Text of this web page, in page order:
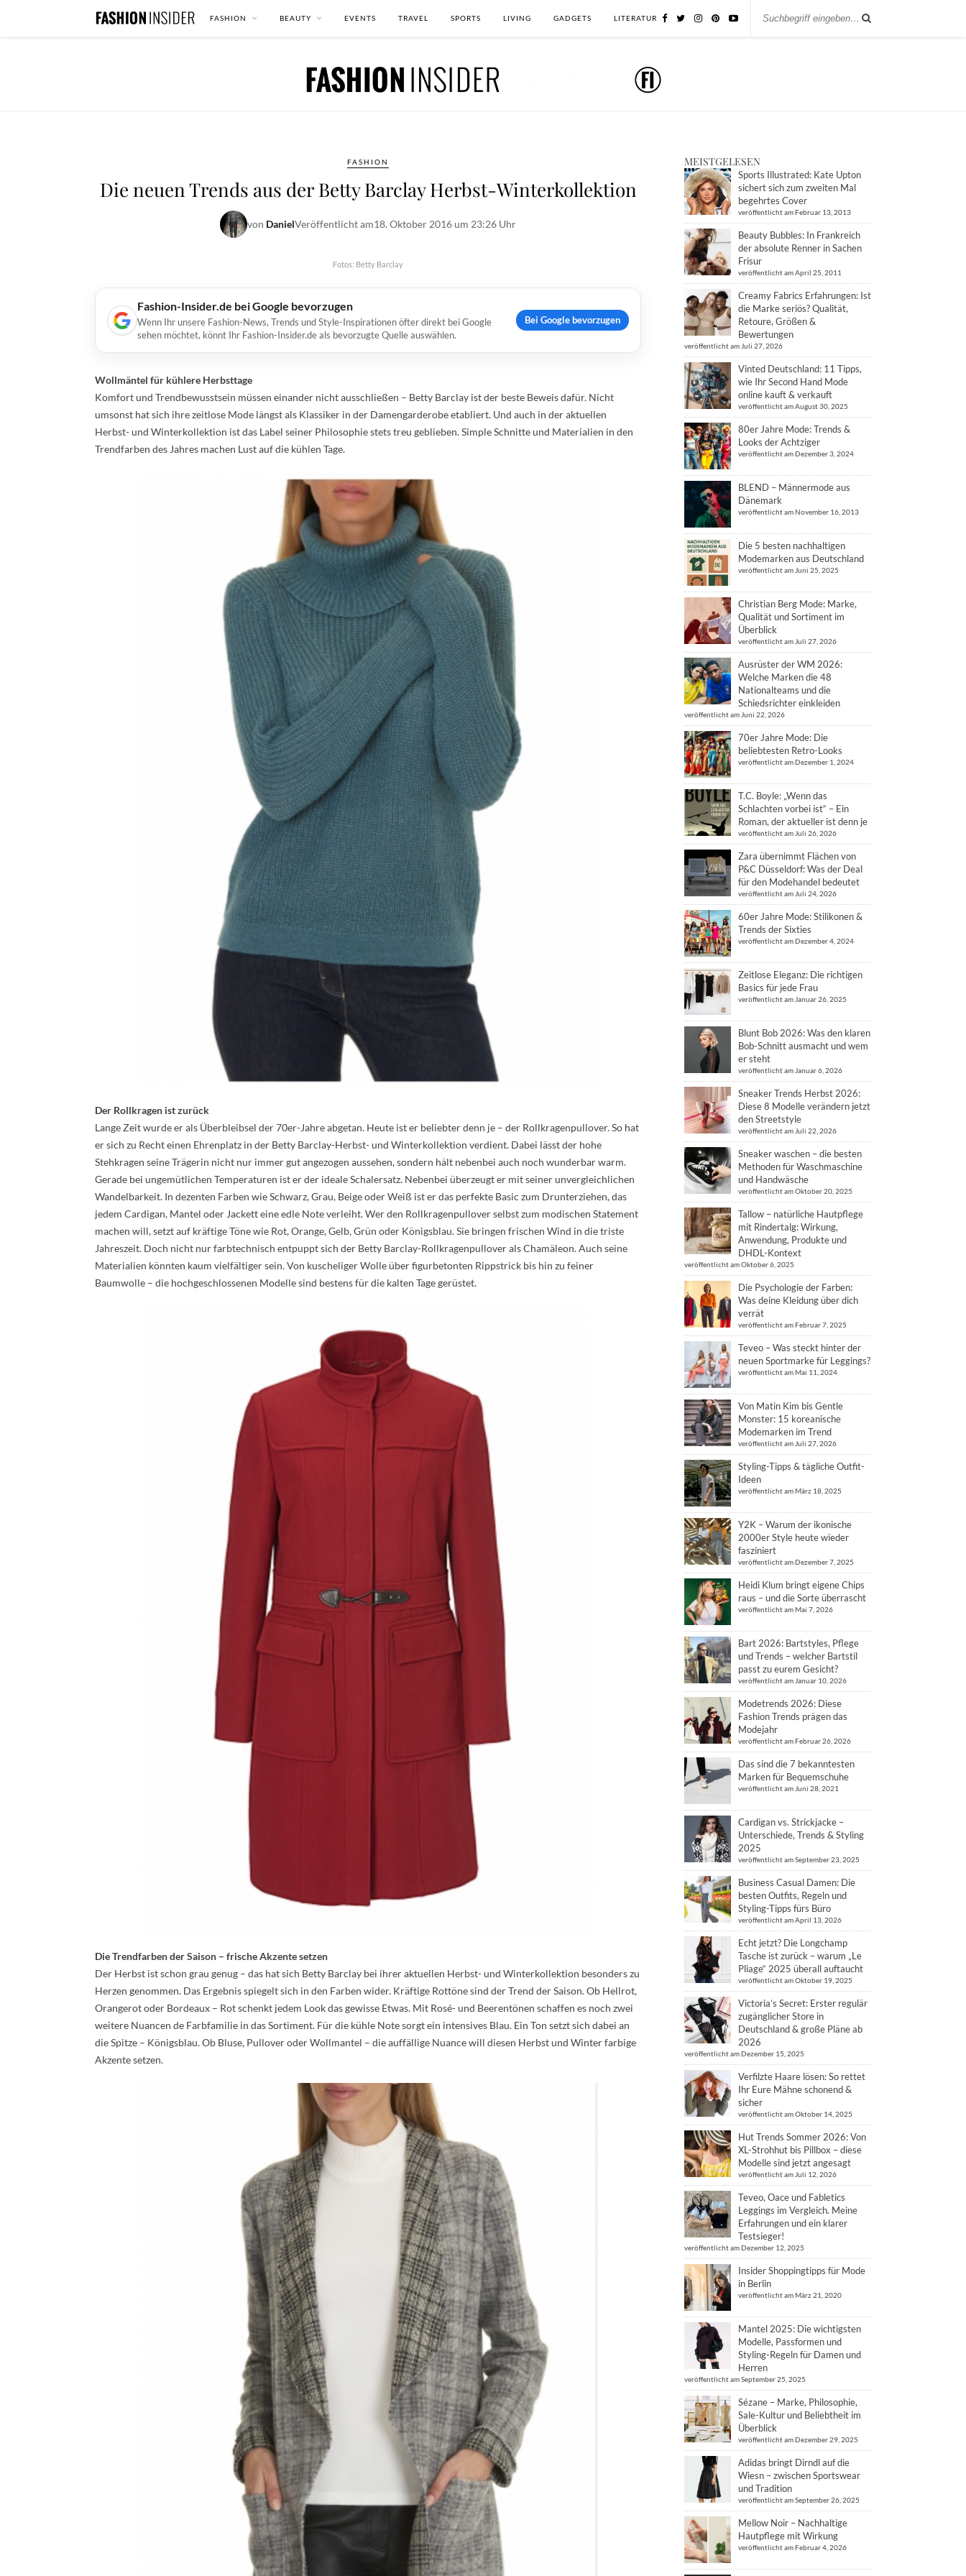
FASHION BEAUTY EVENTS TRAVEL SPORTS LIVING GADGETS LITERATUR
FASHION
Die neuen Trends aus der Betty Barclay Herbst-Winterkollektion
von DanielVeröffentlicht am18. Oktober 2016 um 23:26 Uhr
Fotos: Betty Barclay
Fashion-Insider.de bei Google bevorzugen
Wenn Ihr unsere Fashion-News, Trends und Style-Inspirationen öfter direkt bei Google
sehen möchtet, könnt Ihr Fashion-Insider.de als bevorzugte Quelle auswählen.
Bei Google bevorzugen
Wollmäntel für kühlere Herbsttage
Komfort und Trendbewusstsein müssen einander nicht ausschließen – Betty Barclay ist der beste Beweis dafür. Nicht
umsonst hat sich ihre zeitlose Mode längst als Klassiker in der Damengarderobe etabliert. Und auch in der aktuellen
Herbst- und Winterkollektion ist das Label seiner Philosophie stets treu geblieben. Simple Schnitte und Materialien in den
Trendfarben des Jahres machen Lust auf die kühlen Tage.
Der Rollkragen ist zurück
Lange Zeit wurde er als Überbleibsel der 70er-Jahre abgetan. Heute ist er beliebter denn je – der Rollkragenpullover. So hat
er sich zu Recht einen Ehrenplatz in der Betty Barclay-Herbst- und Winterkollektion verdient. Dabei lässt der hohe
Stehkragen seine Trägerin nicht nur immer gut angezogen aussehen, sondern hält nebenbei auch noch wunderbar warm.
Gerade bei ungemütlichen Temperaturen ist er der ideale Schalersatz. Nebenbei überzeugt er mit seiner unvergleichlichen
Wandelbarkeit. In dezenten Farben wie Schwarz, Grau, Beige oder Weiß ist er das perfekte Basic zum Drunterziehen, das
jedem Cardigan, Mantel oder Jackett eine edle Note verleiht. Wer den Rollkragenpullover selbst zum modischen Statement
machen will, setzt auf kräftige Töne wie Rot, Orange, Gelb, Grün oder Königsblau. Sie bringen frischen Wind in die triste
Jahreszeit. Doch nicht nur farbtechnisch entpuppt sich der Betty Barclay-Rollkragenpullover als Chamäleon. Auch seine
Materialien könnten kaum vielfältiger sein. Von kuscheliger Wolle über figurbetonten Rippstrick bis hin zu feiner
Baumwolle – die hochgeschlossenen Modelle sind bestens für die kalten Tage gerüstet.
Die Trendfarben der Saison – frische Akzente setzen
Der Herbst ist schon grau genug – das hat sich Betty Barclay bei ihrer aktuellen Herbst- und Winterkollektion besonders zu
Herzen genommen. Das Ergebnis spiegelt sich in den Farben wider. Kräftige Rottöne sind der Trend der Saison. Ob Hellrot,
Orangerot oder Bordeaux – Rot schenkt jedem Look das gewisse Etwas. Mit Rosé- und Beerentönen schaffen es noch zwei
weitere Nuancen de Farbfamilie in das Sortiment. Für die kühle Note sorgt ein intensives Blau. Ein Ton setzt sich dabei an
die Spitze – Königsblau. Ob Bluse, Pullover oder Wollmantel – die auffällige Nuance will diesen Herbst und Winter farbige
Akzente setzen.
MEISTGELESEN
Sports Illustrated: Kate Upton
sichert sich zum zweiten Mal
begehrtes Cover
veröffentlicht am Februar 13, 2013
Beauty Bubbles: In Frankreich
der absolute Renner in Sachen
Frisur
veröffentlicht am April 25, 2011
Creamy Fabrics Erfahrungen: Ist
die Marke seriös? Qualität,
Retoure, Größen &
Bewertungen
veröffentlicht am Juli 27, 2026
Vinted Deutschland: 11 Tipps,
wie Ihr Second Hand Mode
online kauft & verkauft
veröffentlicht am August 30, 2025
80er Jahre Mode: Trends &
Looks der Achtziger
veröffentlicht am Dezember 3, 2024
BLEND – Männermode aus
Dänemark
veröffentlicht am November 16, 2013
Die 5 besten nachhaltigen
Modemarken aus Deutschland
veröffentlicht am Juni 25, 2025
Christian Berg Mode: Marke,
Qualität und Sortiment im
Überblick
veröffentlicht am Juli 27, 2026
Ausrüster der WM 2026:
Welche Marken die 48
Nationalteams und die
Schiedsrichter einkleiden
veröffentlicht am Juni 22, 2026
70er Jahre Mode: Die
beliebtesten Retro-Looks
veröffentlicht am Dezember 1, 2024
T.C. Boyle: „Wenn das
Schlachten vorbei ist“ – Ein
Roman, der aktueller ist denn je
veröffentlicht am Juli 26, 2026
Zara übernimmt Flächen von
P&C Düsseldorf: Was der Deal
für den Modehandel bedeutet
veröffentlicht am Juli 24, 2026
60er Jahre Mode: Stilikonen &
Trends der Sixties
veröffentlicht am Dezember 4, 2024
Zeitlose Eleganz: Die richtigen
Basics für jede Frau
veröffentlicht am Januar 26, 2025
Blunt Bob 2026: Was den klaren
Bob-Schnitt ausmacht und wem
er steht
veröffentlicht am Januar 6, 2026
Sneaker Trends Herbst 2026:
Diese 8 Modelle verändern jetzt
den Streetstyle
veröffentlicht am Juli 22, 2026
Sneaker waschen – die besten
Methoden für Waschmaschine
und Handwäsche
veröffentlicht am Oktober 20, 2025
Tallow – natürliche Hautpflege
mit Rindertalg: Wirkung,
Anwendung, Produkte und
DHDL-Kontext
veröffentlicht am Oktober 6, 2025
Die Psychologie der Farben:
Was deine Kleidung über dich
verrät
veröffentlicht am Februar 7, 2025
Teveo – Was steckt hinter der
neuen Sportmarke für Leggings?
veröffentlicht am Mai 11, 2024
Von Matin Kim bis Gentle
Monster: 15 koreanische
Modemarken im Trend
veröffentlicht am Juli 27, 2026
Styling-Tipps & tägliche Outfit-
Ideen
veröffentlicht am März 18, 2025
Y2K – Warum der ikonische
2000er Style heute wieder
fasziniert
veröffentlicht am Dezember 7, 2025
Heidi Klum bringt eigene Chips
raus – und die Sorte überrascht
veröffentlicht am Mai 7, 2026
Bart 2026: Bartstyles, Pflege
und Trends – welcher Bartstil
passt zu eurem Gesicht?
veröffentlicht am Januar 10, 2026
Modetrends 2026: Diese
Fashion Trends prägen das
Modejahr
veröffentlicht am Februar 26, 2026
Das sind die 7 bekanntesten
Marken für Bequemschuhe
veröffentlicht am Juni 28, 2021
Cardigan vs. Strickjacke –
Unterschiede, Trends & Styling
2025
veröffentlicht am September 23, 2025
Business Casual Damen: Die
besten Outfits, Regeln und
Styling-Tipps fürs Büro
veröffentlicht am April 13, 2026
Echt jetzt? Die Longchamp
Tasche ist zurück – warum „Le
Pliage“ 2025 überall auftaucht
veröffentlicht am Oktober 19, 2025
Victoria’s Secret: Erster regulär
zugänglicher Store in
Deutschland & große Pläne ab
2026
veröffentlicht am Dezember 15, 2025
Verfilzte Haare lösen: So rettet
Ihr Eure Mähne schonend &
sicher
veröffentlicht am Oktober 14, 2025
Hut Trends Sommer 2026: Von
XL-Strohhut bis Pillbox – diese
Modelle sind jetzt angesagt
veröffentlicht am Juli 12, 2026
Teveo, Oace und Fabletics
Leggings im Vergleich. Meine
Erfahrungen und ein klarer
Testsieger!
veröffentlicht am Dezember 12, 2025
Insider Shoppingtipps für Mode
in Berlin
veröffentlicht am März 21, 2020
Mantel 2025: Die wichtigsten
Modelle, Passformen und
Styling-Regeln für Damen und
Herren
veröffentlicht am September 25, 2025
Sézane – Marke, Philosophie,
Sale-Kultur und Beliebtheit im
Überblick
veröffentlicht am Dezember 29, 2025
Adidas bringt Dirndl auf die
Wiesn – zwischen Sportswear
und Tradition
veröffentlicht am September 26, 2025
Mellow Noir – Nachhaltige
Hautpflege mit Wirkung
veröffentlicht am Februar 4, 2026